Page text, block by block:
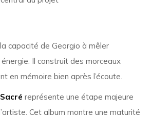
capacité de Georgio à mêler
Il construit des morceaux
en mémoire bien après l’écoute.
représente une étape majeure
Cet album montre une maturité